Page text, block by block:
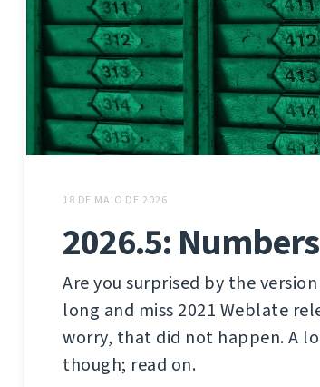
18 DE MAIO DE 2026
2026.5:
Are you surprised by the
long and miss 2021 Weblate
worry, that did not happen. A
though; read on.